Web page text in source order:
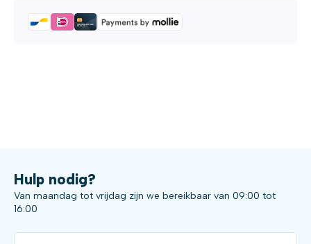
Hulp nodig?
Van maandag tot vrijdag zijn we bereikbaar van 09:00 tot
16:00